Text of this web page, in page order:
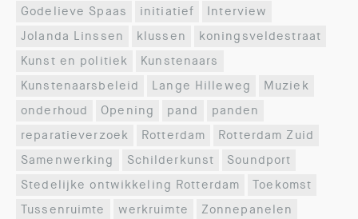
Godelieve Spaas
initiatief
Interview
Jolanda Linssen
klussen
koningsveldestraat
Kunst en politiek
Kunstenaars
Kunstenaarsbeleid
Lange Hilleweg
Muziek
onderhoud
Opening pand
panden
reparatieverzoek
Rotterdam
Rotterdam Zuid
Samenwerking
Schilderkunst
Soundport
Stedelijke ontwikkeling Rotterdam
Toekomst
Tussenruimte
werkruimte Zonnepanelen